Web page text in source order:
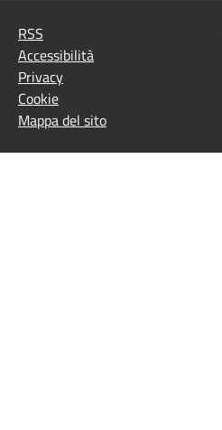
RSS
Accessibilità
Privacy
Cookie
Mappa del sito